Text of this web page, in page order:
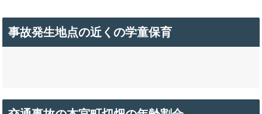
事故発生地点の近くの学童保育